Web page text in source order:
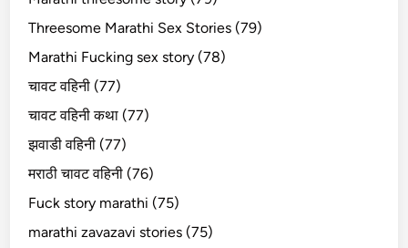
Threesome Marathi Sex Stories (79)
Marathi Fucking sex story (78)
चावट वहिनी (77)
चावट वहिनी कथा (77)
झवाडी वहिनी (77)
मराठी चावट वहिनी (76)
Fuck story marathi (75)
marathi zavazavi stories (75)